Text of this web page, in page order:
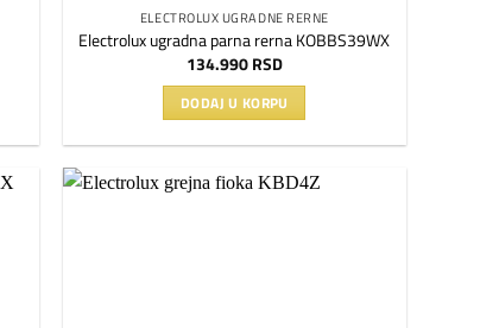
ELECTROLUX UGRADNE RERNE
Electrolux ugradna parna rerna KOBBS39WX
134.990RSD
DODAJ U KORPU